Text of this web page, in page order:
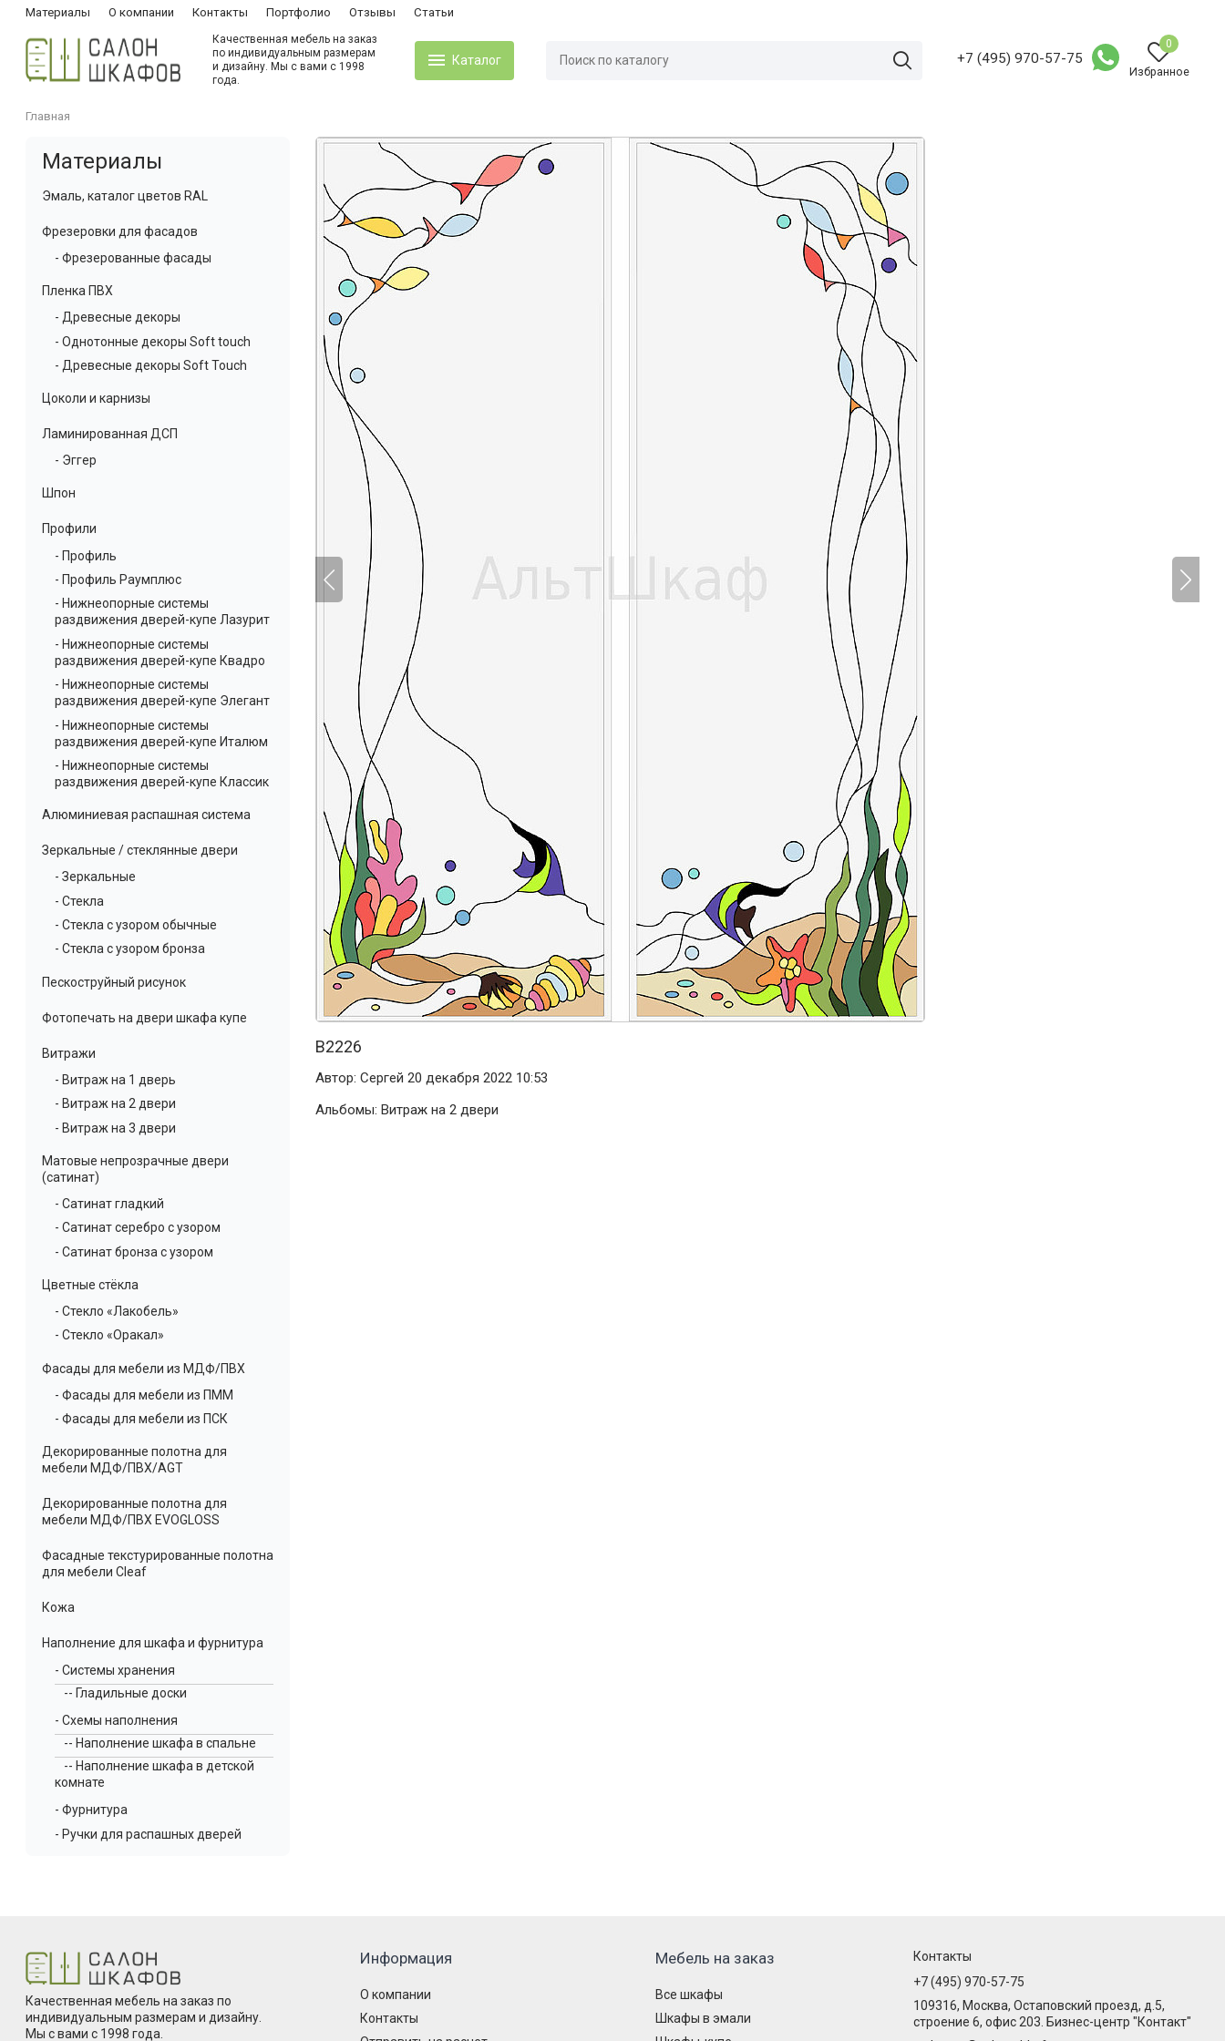
Материалы О компании Контакты Портфолио Отзывы Статьи
Качественная мебель на заказ
по индивидуальным размерам
и дизайну. Мы с вами с 1998
года.
Каталог +7 (495) 970-57-75
0
Избранное
Главная
Материалы
Эмаль, каталог цветов RAL
Фрезеровки для фасадов
- Фрезерованные фасады
Пленка ПВХ
- Древесные декоры
- Однотонные декоры Soft touch
- Древесные декоры Soft Touch
Цоколи и карнизы
Ламинированная ДСП
- Эггер
Шпон
Профили
- Профиль
- Профиль Раумплюс
- Нижнеопорные системы
раздвижения дверей-купе Лазурит
- Нижнеопорные системы
раздвижения дверей-купе Квадро
- Нижнеопорные системы
раздвижения дверей-купе Элегант
- Нижнеопорные системы
раздвижения дверей-купе Италюм
- Нижнеопорные системы
раздвижения дверей-купе Классик
Алюминиевая распашная система
Зеркальные / стеклянные двери
- Зеркальные
- Стекла
- Стекла с узором обычные
- Стекла с узором бронза
Пескоструйный рисунок
Фотопечать на двери шкафа купе
Витражи
- Витраж на 1 дверь
- Витраж на 2 двери
- Витраж на 3 двери
Матовые непрозрачные двери
(сатинат)
- Сатинат гладкий
- Сатинат серебро с узором
- Сатинат бронза с узором
Цветные стёкла
- Стекло «Лакобель»
- Стекло «Оракал»
Фасады для мебели из МДФ/ПВХ
- Фасады для мебели из ПММ
- Фасады для мебели из ПСК
Декорированные полотна для
мебели МДФ/ПВХ/AGT
Декорированные полотна для
мебели МДФ/ПВХ EVOGLOSS
Фасадные текстурированные полотна
для мебели Cleaf
Кожа
Наполнение для шкафа и фурнитура
- Системы хранения
-- Гладильные доски
- Схемы наполнения
-- Наполнение шкафа в спальне
-- Наполнение шкафа в детской
комнате
- Фурнитура
- Ручки для распашных дверей
В2226
Автор:Сергей 20 декабря 2022 10:53
Альбомы: Витраж на 2 двери
Качественная мебель на заказ по
индивидуальным размерам и дизайну.
Мы с вами с 1998 года.
Информация
О компании
Контакты
Мебель на заказ
Все шкафы
Шкафы в эмали
Контакты
+7 (495) 970-57-75
109316, Москва, Остаповский проезд, д.5,
строение 6, офис 203. Бизнес-центр "Контакт"